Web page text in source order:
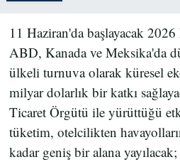
11 Haziran'da başlayacak
ABD, Kanada ve Meksika'da
ülkeli turnuva olarak küresel
milyar dolarlık bir katkı
Ticaret Örgütü ile yürüttüğü
tüketim, otelcilikten
kadar geniş bir alana